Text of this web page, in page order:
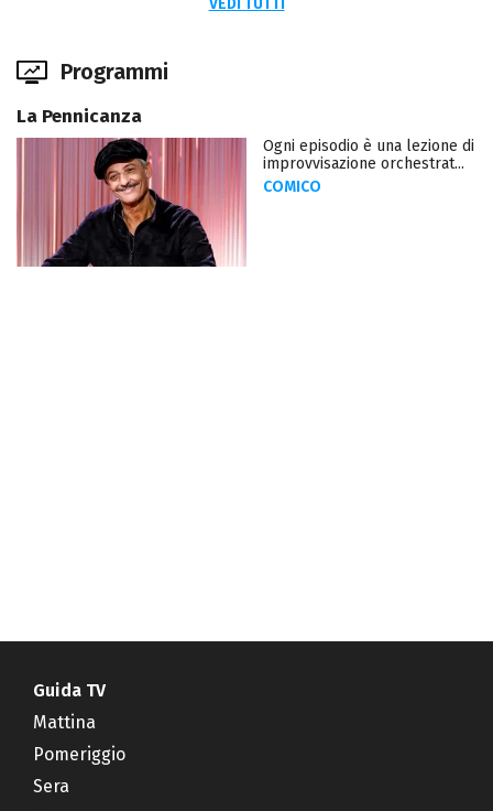
VEDI TUTTI
Programmi
La Pennicanza
Ogni episodio è una lezione di
improvvisazione orchestrat...
COMICO
Guida TV
Mattina
Pomeriggio
Sera